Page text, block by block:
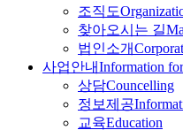
조직도
찾아오시는 길
법인소개
사업안내Information
상담Councelling
정보제공
교육Education